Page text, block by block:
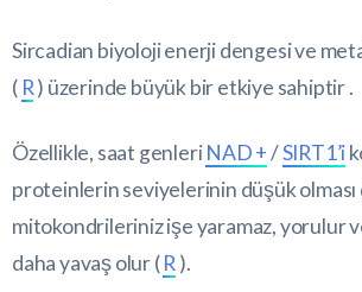
Sircadian biyoloji enerji dengesi ve
( R) üzerinde büyük bir etkiye sahiptir .
Özellikle, saat genleriNAD +/SIRT1’i
proteinlerin seviyelerinin düşük
mitokondrileriniz işe yaramaz, yorulur
daha yavaş olur (R ).